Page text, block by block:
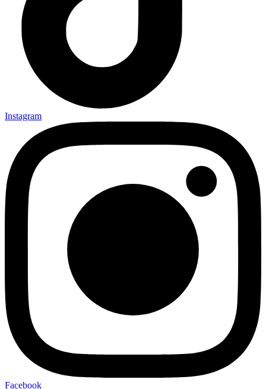
Instagram
Facebook